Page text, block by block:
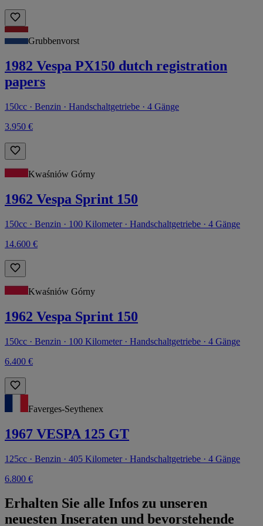
Grubbenvorst
1982 Vespa PX150 dutch registration
papers
150cc · Benzin · Handschaltgetriebe · 4 Gänge
3.950 €
Kwaśniów Górny
1962 Vespa Sprint 150
150cc · Benzin · 100 Kilometer · Handschaltgetriebe · 4 Gänge
14.600 €
Kwaśniów Górny
1962 Vespa Sprint 150
150cc · Benzin · 100 Kilometer · Handschaltgetriebe · 4 Gänge
6.400 €
Faverges-Seythenex
1967 VESPA 125 GT
125cc · Benzin · 405 Kilometer · Handschaltgetriebe · 4 Gänge
6.800 €
Erhalten Sie alle Infos zu unseren
neuesten Inseraten und bevorstehende